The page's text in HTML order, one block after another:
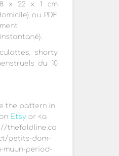
x 22 x 1 cm
ou PDF
shorty
du 10
the pattern in
Etsy or <a
thefoldline.co
petits-dom-
muun-period-